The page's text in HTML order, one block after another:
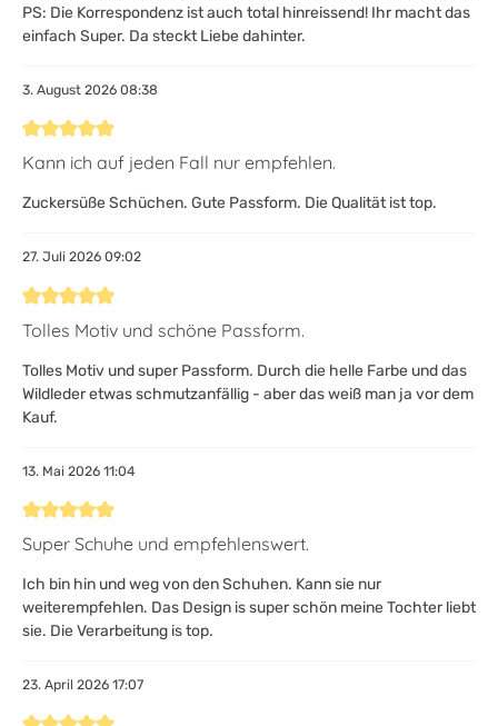
PS: Die Korrespondenz ist auch total hinreissend! Ihr macht das
einfach Super. Da steckt Liebe dahinter.
3. August 2026 08:38
Bewertung mit 5 von 5 Sternen
Kann ich auf jeden Fall nur empfehlen.
Zuckersüße Schüchen. Gute Passform. Die Qualität ist top.
27. Juli 2026 09:02
Bewertung mit 5 von 5 Sternen
Tolles Motiv und schöne Passform.
Tolles Motiv und super Passform. Durch die helle Farbe und das
Wildleder etwas schmutzanfällig - aber das weiß man ja vor dem
Kauf.
13. Mai 2026 11:04
Bewertung mit 5 von 5 Sternen
Super Schuhe und empfehlenswert.
Ich bin hin und weg von den Schuhen. Kann sie nur
weiterempfehlen. Das Design is super schön meine Tochter liebt
sie. Die Verarbeitung is top.
23. April 2026 17:07